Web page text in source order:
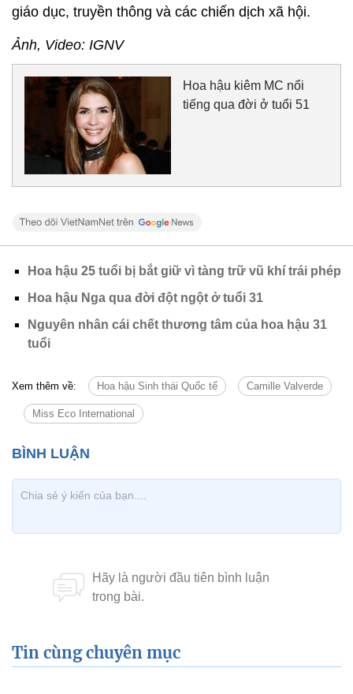
giáo dục, truyền thông và các chiến dịch xã hội.
Ảnh, Video: IGNV
Hoa hậu kiêm MC nổi
tiếng qua đời ở tuổi 51
Hoa hậu 25 tuổi bị bắt giữ vì tàng trữ vũ khí trái phép
Hoa hậu Nga qua đời đột ngột ở tuổi 31
Nguyên nhân cái chết thương tâm của hoa hậu 31
tuổi
Xem thêm về: Hoa hậu Sinh thái Quốc tế Camille Valverde
Miss Eco International
Tin cùng chuyên mục